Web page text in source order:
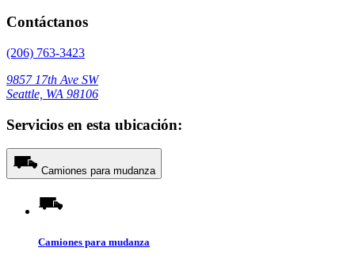
Contáctanos
(206) 763-3423
9857 17th Ave SW
Seattle, WA 98106
Servicios en esta ubicación:
Camiones para mudanza
Camiones para mudanza